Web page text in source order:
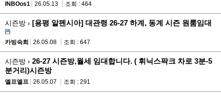
INBOos1 26.05.13 조회 : 464
시즌방 › [용평 알펜시아] 대관령 26-27 하계, 동계 시즌 원룸임대
카빙숙희 26.05.08 조회 : 647
시즌방 › 26-27 시즌방,월세 임대합니다. ( 휘닉스팍크 차로 3분-5
분거리)시즌방
엘프엘프 26.05.07 조회 : 291